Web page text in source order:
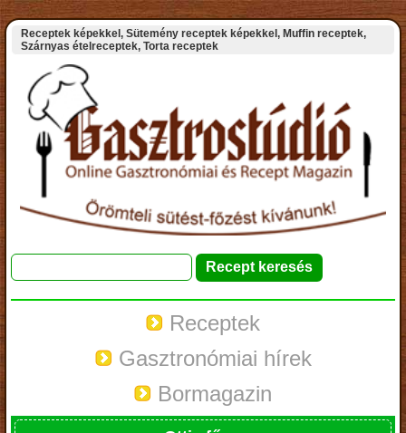
Receptek képekkel, Sütemény receptek képekkel, Muffin receptek,
Szárnyas ételreceptek, Torta receptek
Receptek
Gasztronómiai hírek
Bormagazin